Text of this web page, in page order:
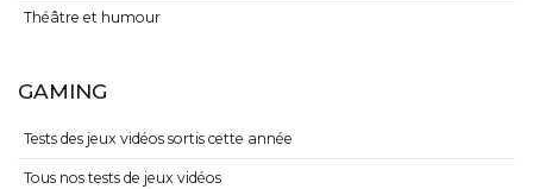
Théâtre et humour
GAMING
Tests des jeux vidéos sortis cette année
Tous nos tests de jeux vidéos